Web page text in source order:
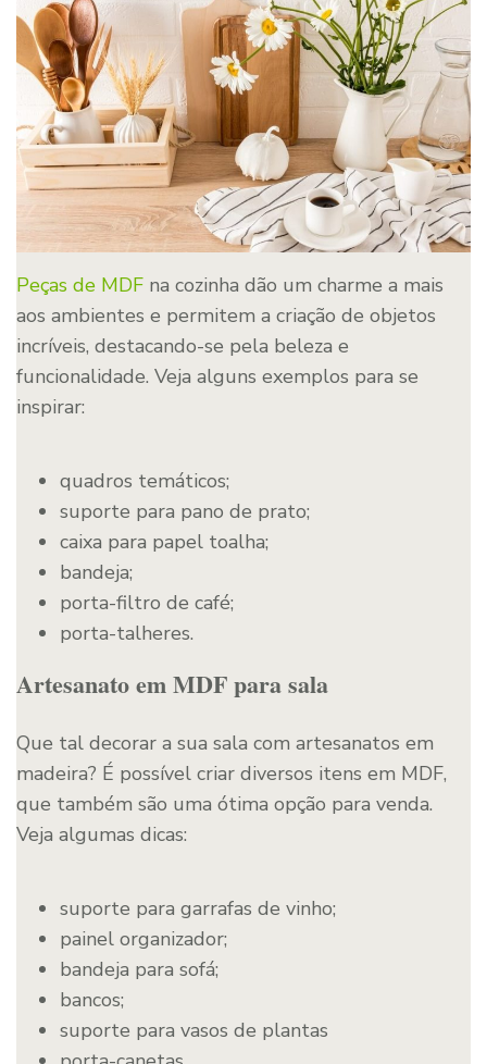
Peças de MDF na cozinha dão um charme a mais
aos ambientes e permitem a criação de objetos
incríveis, destacando-se pela beleza e
funcionalidade. Veja alguns exemplos para se
inspirar:
quadros temáticos;
suporte para pano de prato;
caixa para papel toalha;
bandeja;
porta-filtro de café;
porta-talheres.
Artesanato em MDF para sala
Que tal decorar a sua sala com artesanatos em
madeira? É possível criar diversos itens em MDF,
que também são uma ótima opção para venda.
Veja algumas dicas:
suporte para garrafas de vinho;
painel organizador;
bandeja para sofá;
bancos;
suporte para vasos de plantas